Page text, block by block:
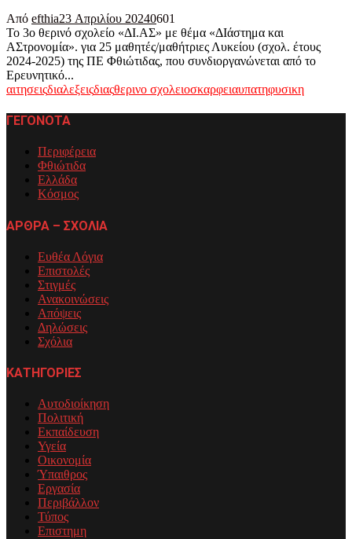
Από efthia23 Απριλίου 20240601
Το 3ο θερινό σχολείο «ΔΙ.ΑΣ» με θέμα «ΔΙάστημα και
ΑΣτρονομία». για 25 μαθητές/μαθήτριες Λυκείου (σχολ. έτους
2024-2025) της ΠΕ Φθιώτιδας, που συνδιοργανώνεται από το
Ερευνητικό...
αιτησειςδιαλεξειςδιαςθερινο σχολειοσκαρφειαυπατηφυσικη
ΓΕΓΟΝΟΤΑ
Περιφέρεια
Φθιώτιδα
Ελλάδα
Κόσμος
ΑΡΘΡΑ – ΣΧΟΛΙΑ
Ευθέα Λόγια
Επιστολές
Στιγμές
Ανακοινώσεις
Απόψεις
Δηλώσεις
Σχόλια
ΚΑΤΗΓΟΡΙΕΣ
Αυτοδιοίκηση
Πολιτική
Εκπαίδευση
Υγεία
Οικονομία
Ύπαιθρος
Εργασία
Περιβάλλον
Τύπος
Επιστημη